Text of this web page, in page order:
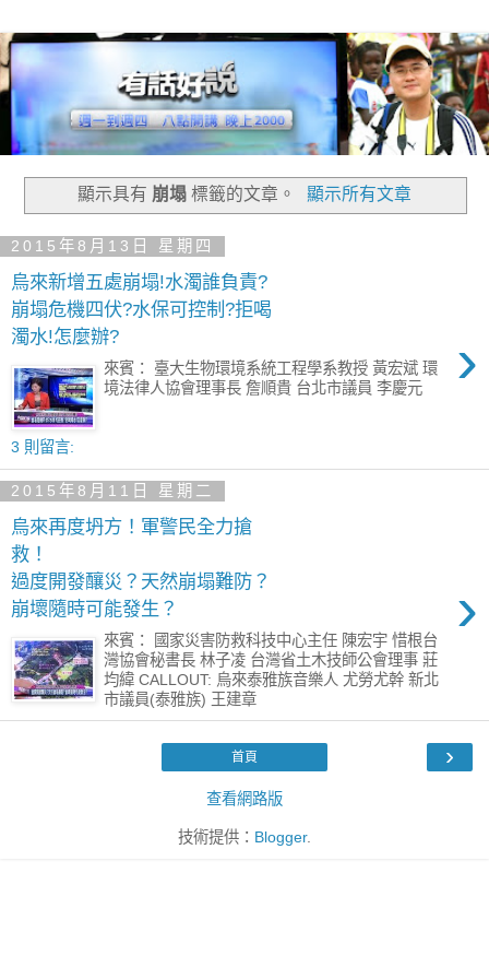
顯示具有 崩塌標籤的文章。 顯示所有文章
2015年8月13日 星期四
烏來新增五處崩塌!水濁誰負責?
崩塌危機四伏?水保可控制?拒喝
濁水!怎麼辦?
›
來賓： 臺大生物環境系統工程學系教授 黃宏斌 環
境法律人協會理事長 詹順貴 台北市議員 李慶元
3 則留言:
2015年8月11日 星期二
烏來再度坍方！軍警民全力搶
救！
過度開發釀災？天然崩塌難防？
崩壞隨時可能發生？
›
來賓： 國家災害防救科技中心主任 陳宏宇 惜根台
灣協會秘書長 林子凌 台灣省土木技師公會理事 莊
均緯 CALLOUT: 烏來泰雅族音樂人 尤勞尤幹 新北
市議員(泰雅族) 王建章
›
首頁
查看網路版
技術提供： Blogger.